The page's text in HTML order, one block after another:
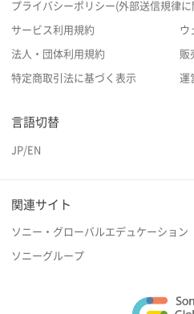
プライバシーポリシー(外部送信規律に
サービス利用規約 ウ
法人・団体利用規約 販
特定商取引法に基づく表示 運
言語切替
JP/EN
関連サイト
ソニー・グローバルエデュケーション
ソニーグループ